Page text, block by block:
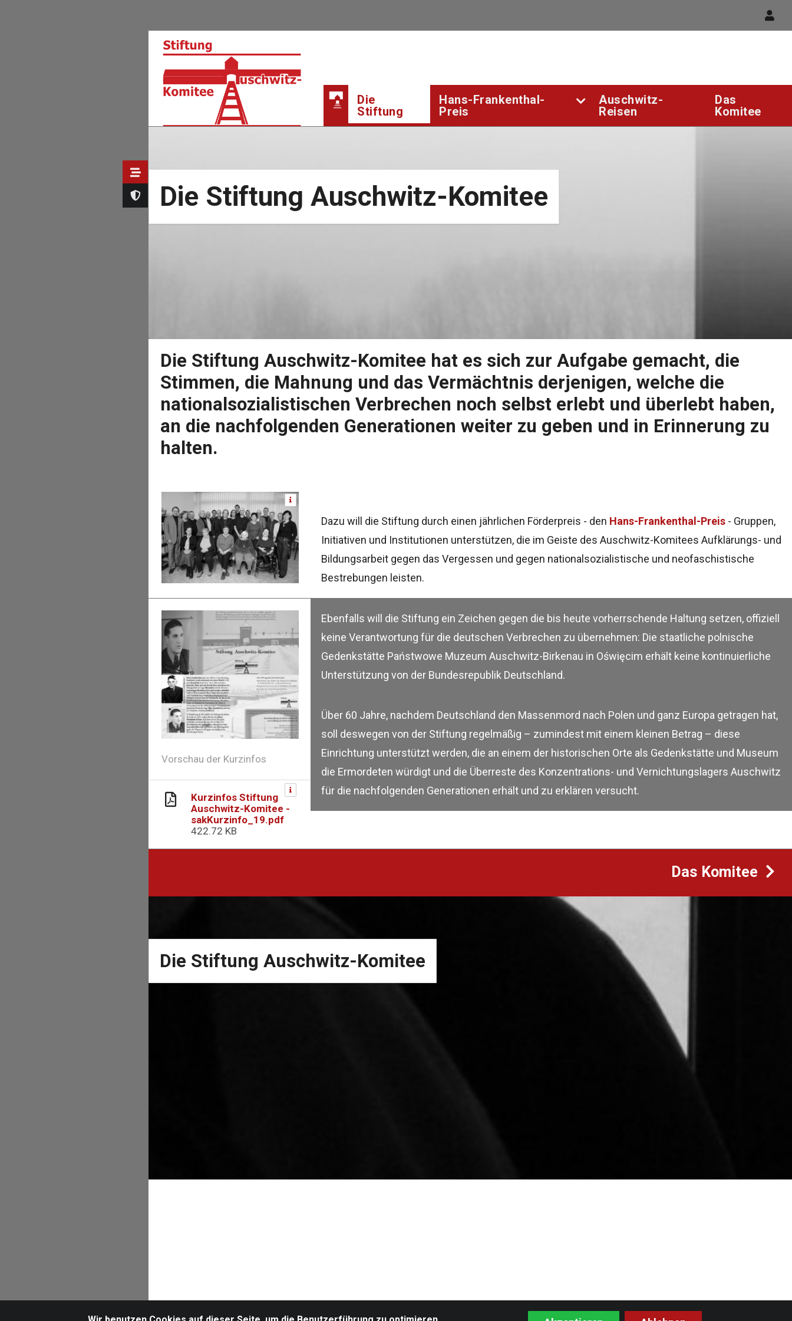
Die
Stiftung
Hans-Frankenthal-
Preis
Auschwitz-
Reisen
Das
Komitee
Die Stiftung Auschwitz-Komitee
Die Stiftung Auschwitz-Komitee hat es sich zur Aufgabe gemacht, die
Stimmen, die Mahnung und das Vermächtnis derjenigen, welche die
nationalsozialistischen Verbrechen noch selbst erlebt und überlebt haben,
an die nachfolgenden Generationen weiter zu geben und in Erinnerung zu
halten.
Dazu will die Stiftung durch einen jährlichen Förderpreis - den Hans-Frankenthal-Preis- Gruppen,
Initiativen und Institutionen unterstützen, die im Geiste des Auschwitz-Komitees Aufklärungs- und
Bildungsarbeit gegen das Vergessen und gegen nationalsozialistische und neofaschistische
Bestrebungen leisten.
Vorschau der Kurzinfos
Kurzinfos Stiftung
Auschwitz-Komitee -
sakKurzinfo_19.pdf
422.72 KB
Ebenfalls will die Stiftung ein Zeichen gegen die bis heute vorherrschende Haltung setzen, offiziell
keine Verantwortung für die deutschen Verbrechen zu übernehmen: Die staatliche polnische
Gedenkstätte Państwowe Muzeum Auschwitz-Birkenau in Oświęcim erhält keine kontinuierliche
Unterstützung von der Bundesrepublik Deutschland.
Über 60 Jahre, nachdem Deutschland den Massenmord nach Polen und ganz Europa getragen hat,
soll deswegen von der Stiftung regelmäßig – zumindest mit einem kleinen Betrag – diese
Einrichtung unterstützt werden, die an einem der historischen Orte als Gedenkstätte und Museum
die Ermordeten würdigt und die Überreste des Konzentrations- und Vernichtungslagers Auschwitz
für die nachfolgenden Generationen erhält und zu erklären versucht.
Das Komitee
Die Stiftung Auschwitz-Komitee